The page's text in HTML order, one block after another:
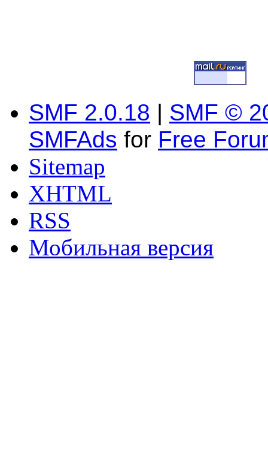
SMF 2.0.18 | SMF ©
SMFAds for Free
Sitemap
XHTML
RSS
Мобильная версия